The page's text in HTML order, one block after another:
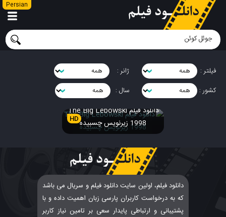
Persian
فیلتر :
ژانر :
کشور :
سال :
دانلود فیلم The Big Lebowski
1998 زیرنویس چسبیده
HD
دانلود فیلم، اولین سایت دانلود فیلم و سریال می باشد
که به درخواست کاربران پارسی زبان اهمیت داده و با
پشتیبانی و ارتباطی پایدار سعی بر تامین نیاز کاربر